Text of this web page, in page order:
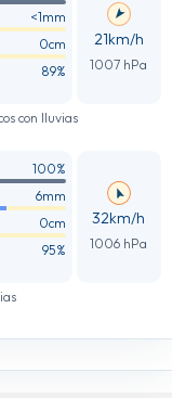
<1mm
0cm
89%
21km/h
1007 hPa
con lluvias
100%
6mm
0cm
95%
32km/h
1006 hPa